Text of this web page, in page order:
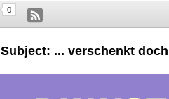
0
Subject: ... verschenkt